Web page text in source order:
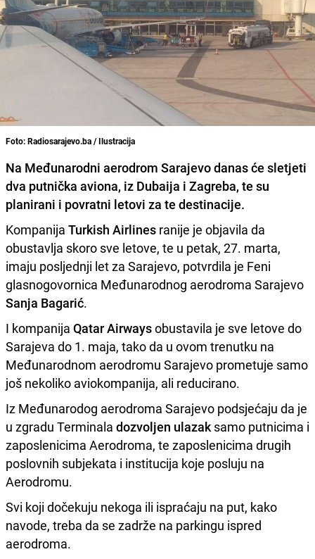
Foto: Radiosarajevo.ba / Ilustracija
Na Međunarodni aerodrom Sarajevodanas će sletjeti
dva putnička aviona, iz Dubaija i Zagreba, te su
planirani i povratni letovi za te destinacije.
Kompanija Turkish Airlines ranije je objavila da
obustavlja skoro sve letove, te u petak, 27. marta,
imaju posljednji let za Sarajevo, potvrdila je Feni
glasnogovornica Međunarodnog aerodroma Sarajevo
Sanja Bagarić.
I kompanija Qatar Airwaysobustavila je sve letove do
Sarajeva do 1. maja, tako da u ovom trenutku na
Međunarodnom aerodromu Sarajevo prometuje samo
još nekoliko aviokompanija, ali reducirano.
Iz Međunarodog aerodroma Sarajevo podsjećaju da je
u zgradu Terminala dozvoljen ulazak samo putnicima i
zaposlenicima Aerodroma, te zaposlenicima drugih
poslovnih subjekata i institucija koje posluju na
Aerodromu.
Svi koji dočekuju nekoga ili ispraćaju na put, kako
navode, treba da se zadrže na parkingu ispred
aerodroma.